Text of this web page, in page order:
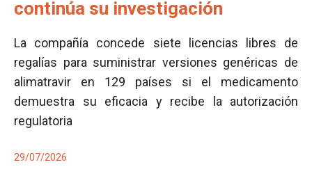
continúa su investigación
La compañía concede siete licencias libres de
regalías para suministrar versiones genéricas de
alimatravir en 129 países si el medicamento
demuestra su eficacia y recibe la autorización
regulatoria
29/07/2026